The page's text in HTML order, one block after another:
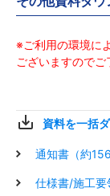
※ご利用の環境に
ございますのでご
資料を一括
通知書（約
仕様書/施工要